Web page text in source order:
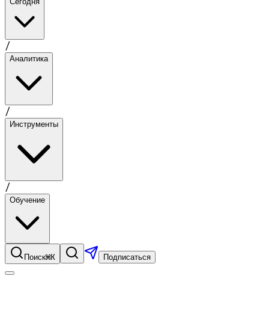
/
Аналитика
/
Инструменты
/
Обучение
Поиск⌘K Подписаться